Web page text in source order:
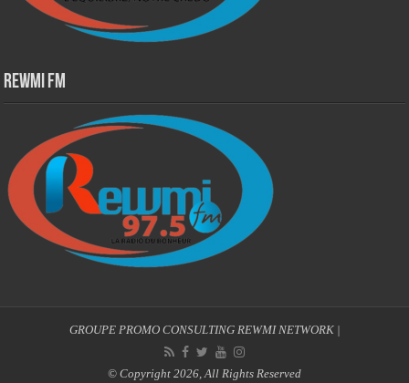
Rewmi Fm
GROUPE PROMO CONSULTING REWMI NETWORK|
© Copyright 2026, All Rights Reserved